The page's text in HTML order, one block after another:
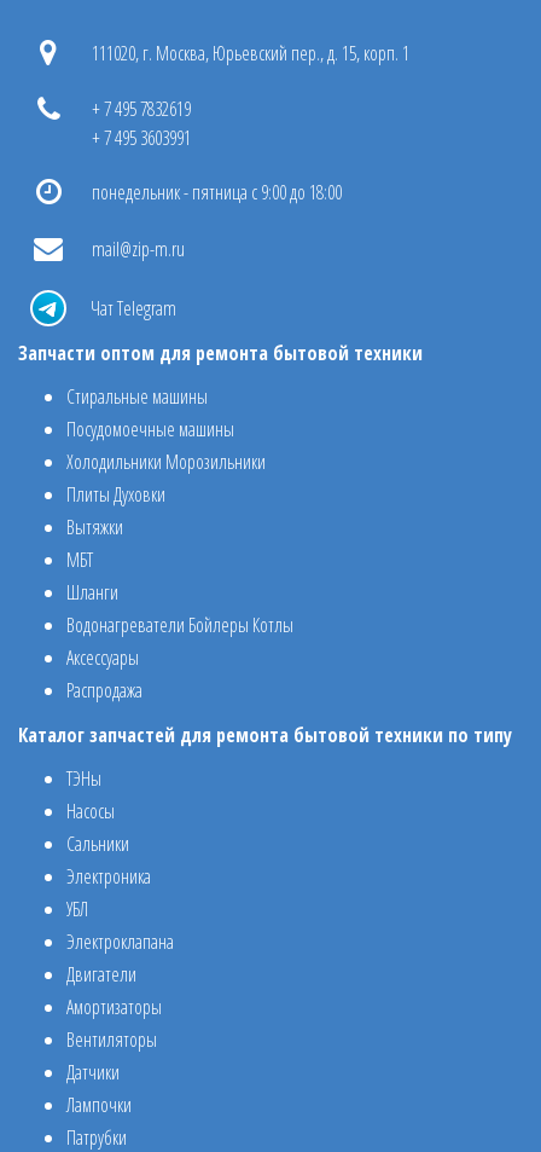
111020, г. Москва, Юрьевский пер., д. 15, корп. 1
+ 7 495 7832619
+ 7 495 3603991
понедельник - пятница с 9:00 до 18:00
mail@zip-m.ru
Чат Telegram
Запчасти оптом для ремонта бытовой техники
Стиральные машины
Посудомоечные машины
Холодильники Морозильники
Плиты Духовки
Вытяжки
МБТ
Шланги
Водонагреватели Бойлеры Котлы
Аксессуары
Распродажа
Каталог запчастей для ремонта бытовой техники по типу
ТЭНы
Насосы
Сальники
Электроника
УБЛ
Электроклапана
Двигатели
Амортизаторы
Вентиляторы
Датчики
Лампочки
Патрубки